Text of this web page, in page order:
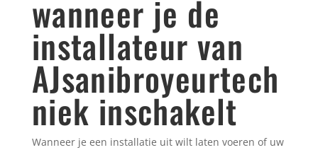
wanneer je de
installateur van
AJsanibroyeurtech
niek inschakelt
Wanneer je een installatie uit wilt laten voeren of uw